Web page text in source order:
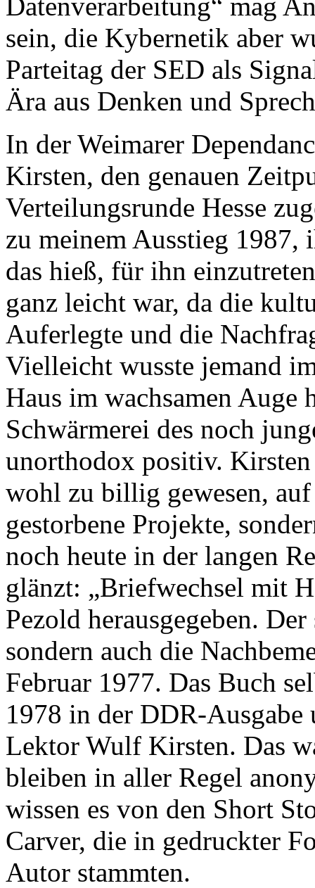
sein, die Kybernetik aber
Parteitag der SED als
Ära aus Denken und
In der Weimarer
Kirsten, den genauen
Verteilungsrunde Hesse
zu meinem Ausstieg 1987,
das hieß, für ihn
ganz leicht war, da die
Auferlegte und die
Vielleicht wusste jemand
Haus im wachsamen Auge
Schwärmerei des noch
unorthodox positiv.
wohl zu billig gewesen,
gestorbene Projekte,
noch heute in der langen
glänzt: „Briefwechsel mit
Pezold herausgegeben.
sondern auch die
Februar 1977. Das Buch
1978 in der DDR-Ausgabe
Lektor Wulf Kirsten. Das
bleiben in aller Regel
wissen es von den Short
Carver, die in gedruckter
Autor stammten.